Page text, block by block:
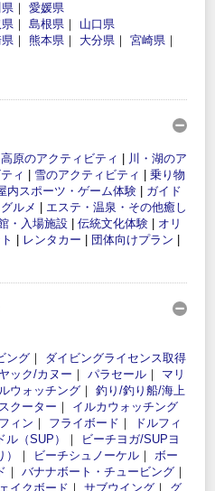
｜ 愛媛県
｜ 島根県 ｜ 山口県
｜ 熊本県 ｜ 大分県 ｜ 宮崎県 ｜
原のアクティビティ
川・湖のア
ィ 雪のアクティビティ
乗り物
内スポーツ・ゲーム体験
ガイド
グルメ
エステ・温泉・その他癒し
・入場施設 伝統文化体験
オリ
レンタカー 団体向けプラン
ング ｜ ダイビングライセンス取得
ック/カヌー ｜ パラセール ｜ マリ
ウォッチング ｜ 釣り/釣り船/海上
クーター ｜ イルカウォッチング
ィン ｜ フライボード ｜
ドルフィ
（SUP） ｜
ビーチヨガ/SUPヨ
｜ ビーチシュノーケル ｜ ボー
｜ バナナボート・チュービング ｜
イクボード ｜ サブウイング ｜ グ